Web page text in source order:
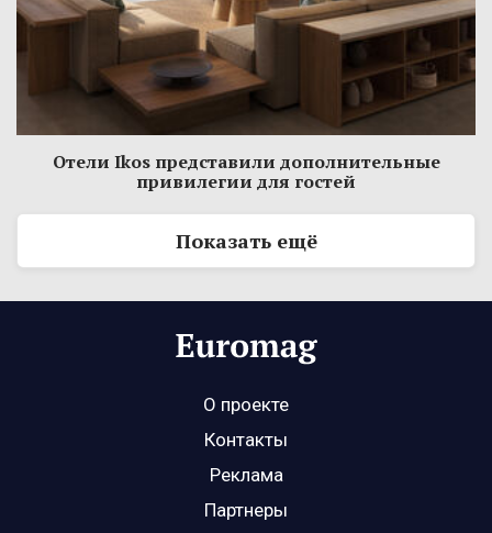
Отели Ikos представили дополнительные
привилегии для гостей
Показать ещё
О проекте
Контакты
Реклама
Партнеры